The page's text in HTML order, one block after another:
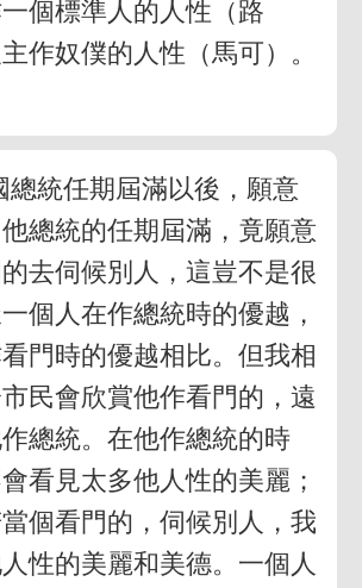
個標準人的人性（路
作奴僕的人性（馬可）。
總統任期屆滿以後，願意
總統的任期屆滿，竟願意
去伺候別人，這豈不是很
個人在作總統時的優越，
門時的優越相比。但我相
民會欣賞他作看門的，遠
總統。在他作總統的時
看見太多他人性的美麗；
個看門的，伺候別人，我
性的美麗和美德。一個人